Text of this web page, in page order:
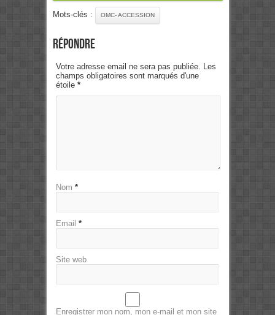
Mots-clés : OMC- ACCESSION
Répondre
Votre adresse email ne sera pas publiée. Les
champs obligatoires sont marqués d'une
étoile *
Nom *
Email *
Site web
Enregistrer mon nom, mon e-mail et mon site